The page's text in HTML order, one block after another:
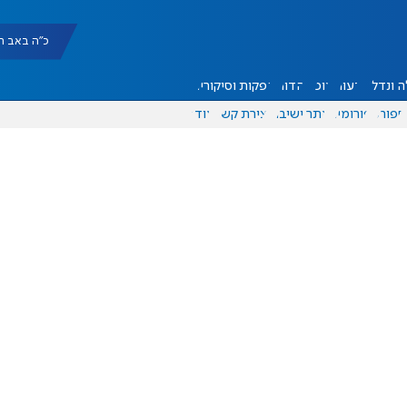
כ"ה באב תשפ"ו
ונדל"ן דעות אוכל יהדות הפקות וסיקורים
ספורט פורומים אתר ישיבה יצירת קשר עוד